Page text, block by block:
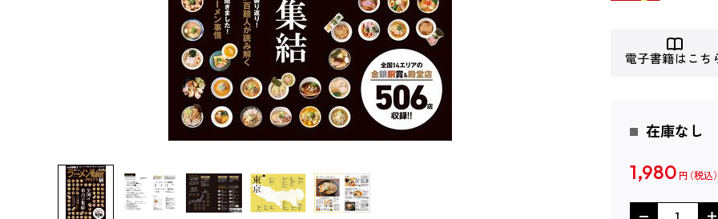
電子書籍はこち
在庫なし
1,980 円